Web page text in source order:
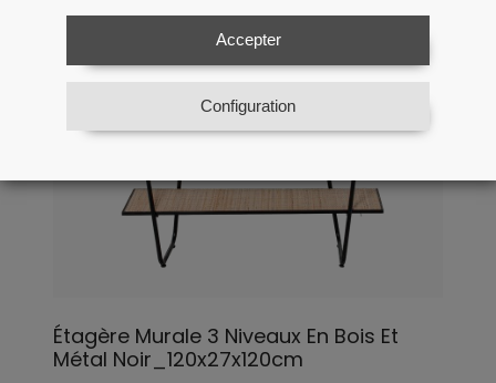
Accepter
Configuration
Étagère Murale 3 Niveaux En Bois Et
Métal Noir_120x27x120cm